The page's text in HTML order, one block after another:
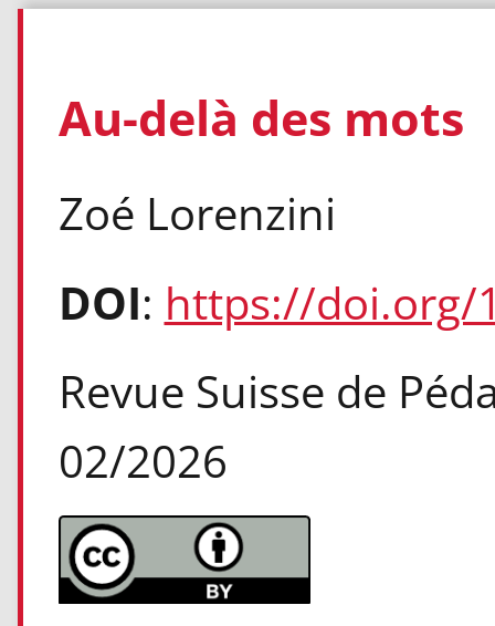
Au-delà des mots
Zoé Lorenzini
DOI: https://doi.org/
Revue Suisse de
02/2026